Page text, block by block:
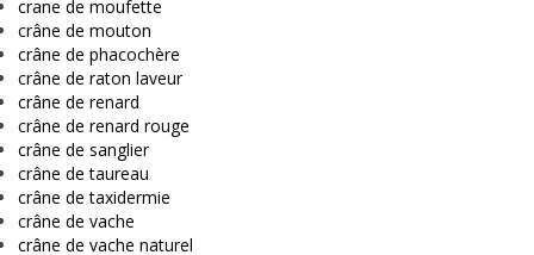
crane de moufette
crâne de mouton
crâne de phacochère
crâne de raton laveur
crâne de renard
crâne de renard rouge
crâne de sanglier
crâne de taureau
crâne de taxidermie
crâne de vache
crâne de vache naturel